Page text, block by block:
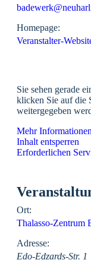
Homepage:
Veranstalter-
Ort:
Thalasso-Zentrum
Adresse:
Edo-Edzards-Str. 1
Sie sehen gerade
klicken Sie auf die
weitergegeben
Mehr Informationen
Inhalt entsperren
Erforderlichen